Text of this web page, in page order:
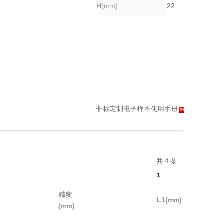
H(mm) 22
非标定制电子样本使用手册
共 4 条
1
精度
(mm)
L1(mm)